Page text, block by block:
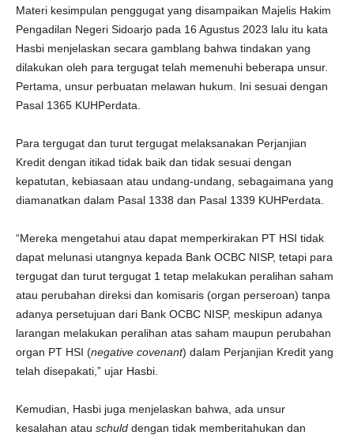
Materi kesimpulan penggugat yang disampaikan Majelis Hakim
Pengadilan Negeri Sidoarjo pada 16 Agustus 2023 lalu itu kata
Hasbi menjelaskan secara gamblang bahwa tindakan yang
dilakukan oleh para tergugat telah memenuhi beberapa unsur.
Pertama, unsur perbuatan melawan hukum. Ini sesuai dengan
Pasal 1365 KUHPerdata.
Para tergugat dan turut tergugat melaksanakan Perjanjian
Kredit dengan itikad tidak baik dan tidak sesuai dengan
kepatutan, kebiasaan atau undang-undang, sebagaimana yang
diamanatkan dalam Pasal 1338 dan Pasal 1339 KUHPerdata.
“Mereka mengetahui atau dapat memperkirakan PT HSI tidak
dapat melunasi utangnya kepada Bank OCBC NISP, tetapi para
tergugat dan turut tergugat 1 tetap melakukan peralihan saham
atau perubahan direksi dan komisaris (organ perseroan) tanpa
adanya persetujuan dari Bank OCBC NISP, meskipun adanya
larangan melakukan peralihan atas saham maupun perubahan
organ PT HSI (negative covenant) dalam Perjanjian Kredit yang
telah disepakati,” ujar Hasbi.
Kemudian, Hasbi juga menjelaskan bahwa, ada unsur
kesalahan atau schuld dengan tidak memberitahukan dan